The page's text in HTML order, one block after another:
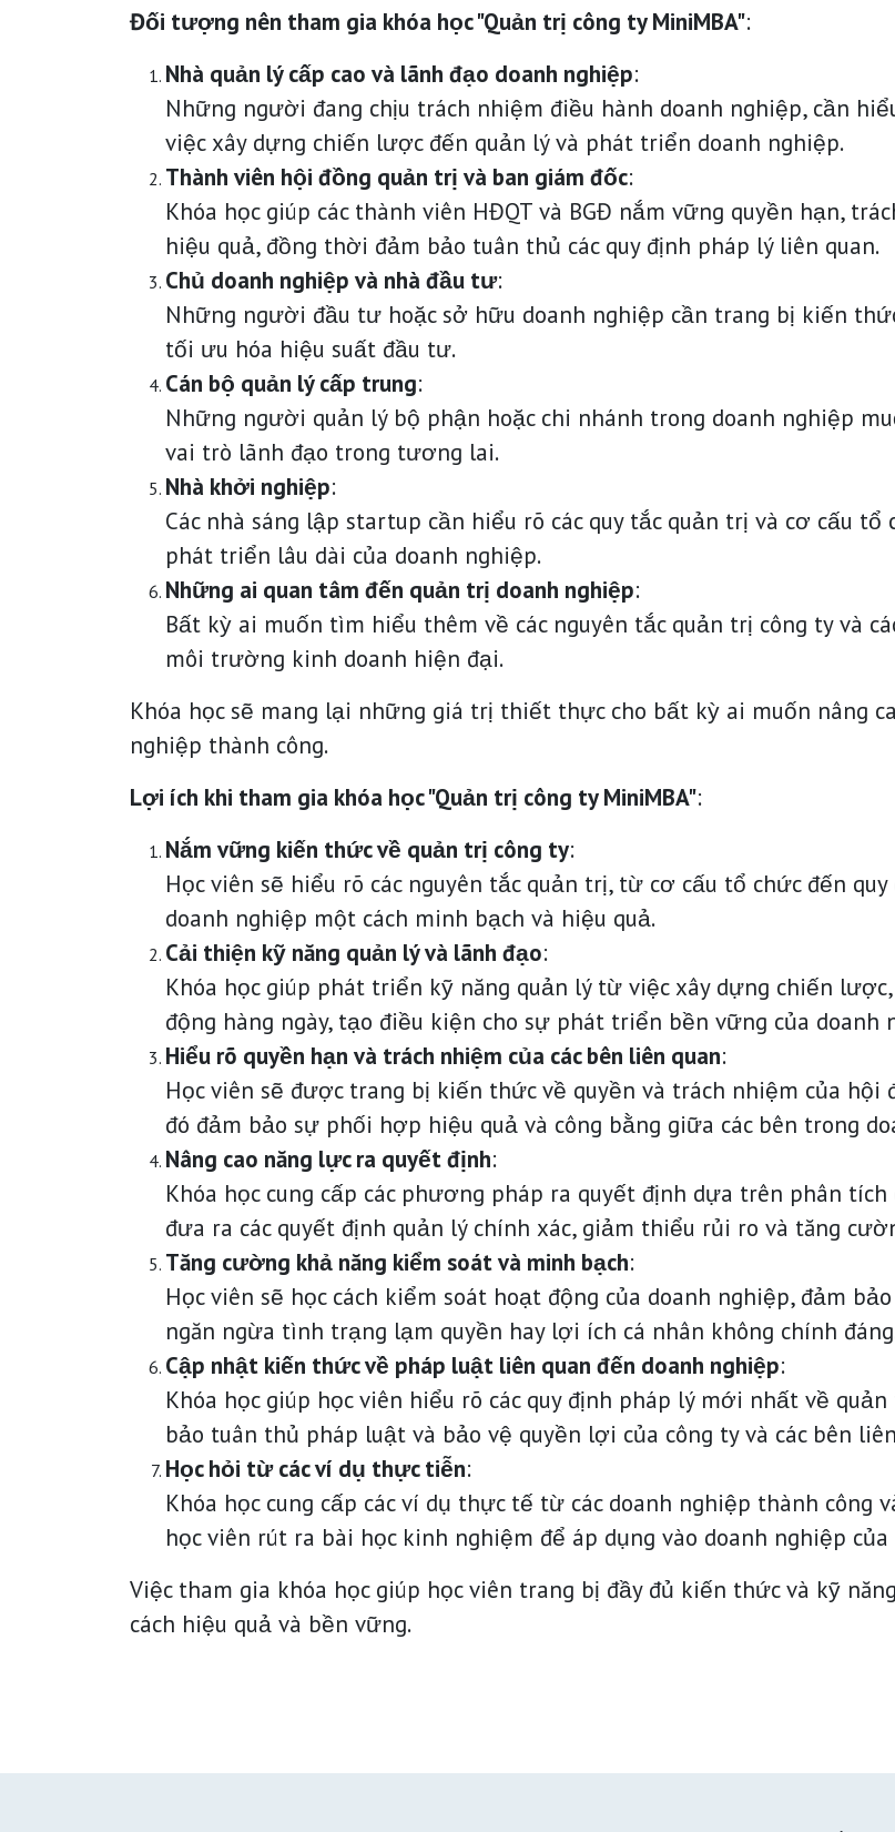
Đối tượng nên tham gia khóa học "Quản trị công ty MiniMBA":
Nhà quản lý cấp cao và lãnh đạo doanh nghiệp:
Những người đang chịu trách nhiệm điều hành doanh nghiệp, cần
việc xây dựng chiến lược đến quản lý và phát triển doanh nghiệp.
Thành viên hội đồng quản trị và ban giám đốc:
Khóa học giúp các thành viên HĐQT và BGĐ nắm vững quyền hạn,
hiệu quả, đồng thời đảm bảo tuân thủ các quy định pháp lý liên quan.
Chủ doanh nghiệp và nhà đầu tư:
Những người đầu tư hoặc sở hữu doanh nghiệp cần trang bị kiến
tối ưu hóa hiệu suất đầu tư.
Cán bộ quản lý cấp trung:
Những người quản lý bộ phận hoặc chi nhánh trong doanh nghiệp
vai trò lãnh đạo trong tương lai.
Nhà khởi nghiệp:
Các nhà sáng lập startup cần hiểu rõ các quy tắc quản trị và cơ cấu
phát triển lâu dài của doanh nghiệp.
Những ai quan tâm đến quản trị doanh nghiệp:
Bất kỳ ai muốn tìm hiểu thêm về các nguyên tắc quản trị công ty và
môi trường kinh doanh hiện đại.
Khóa học sẽ mang lại những giá trị thiết thực cho bất kỳ ai muốn nâng
nghiệp thành công.
Lợi ích khi tham gia khóa học "Quản trị công ty MiniMBA":
Nắm vững kiến thức về quản trị công ty:
Học viên sẽ hiểu rõ các nguyên tắc quản trị, từ cơ cấu tổ chức đến
doanh nghiệp một cách minh bạch và hiệu quả.
Cải thiện kỹ năng quản lý và lãnh đạo:
Khóa học giúp phát triển kỹ năng quản lý từ việc xây dựng chiến
động hàng ngày, tạo điều kiện cho sự phát triển bền vững của doanh
Hiểu rõ quyền hạn và trách nhiệm của các bên liên quan:
Học viên sẽ được trang bị kiến thức về quyền và trách nhiệm của hội
đó đảm bảo sự phối hợp hiệu quả và công bằng giữa các bên trong
Nâng cao năng lực ra quyết định:
Khóa học cung cấp các phương pháp ra quyết định dựa trên phân
đưa ra các quyết định quản lý chính xác, giảm thiểu rủi ro và tăng
Tăng cường khả năng kiểm soát và minh bạch:
Học viên sẽ học cách kiểm soát hoạt động của doanh nghiệp, đảm
ngăn ngừa tình trạng lạm quyền hay lợi ích cá nhân không chính
Cập nhật kiến thức về pháp luật liên quan đến doanh nghiệp:
Khóa học giúp học viên hiểu rõ các quy định pháp lý mới nhất về
bảo tuân thủ pháp luật và bảo vệ quyền lợi của công ty và các bên
Học hỏi từ các ví dụ thực tiễn:
Khóa học cung cấp các ví dụ thực tế từ các doanh nghiệp thành
học viên rút ra bài học kinh nghiệm để áp dụng vào doanh nghiệp
Việc tham gia khóa học giúp học viên trang bị đầy đủ kiến thức và kỹ
cách hiệu quả và bền vững.